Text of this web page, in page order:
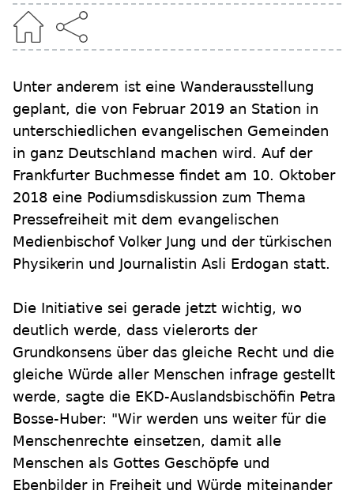
Unter anderem ist eine Wanderausstellung
geplant, die von Februar 2019 an Station in
unterschiedlichen evangelischen Gemeinden
in ganz Deutschland machen wird. Auf der
Frankfurter Buchmesse findet am 10. Oktober
2018 eine Podiumsdiskussion zum Thema
Pressefreiheit mit dem evangelischen
Medienbischof Volker Jung und der türkischen
Physikerin und Journalistin Asli Erdogan statt.
Die Initiative sei gerade jetzt wichtig, wo
deutlich werde, dass vielerorts der
Grundkonsens über das gleiche Recht und die
gleiche Würde aller Menschen infrage gestellt
werde, sagte die EKD-Auslandsbischöfin Petra
Bosse-Huber: "Wir werden uns weiter für die
Menschenrechte einsetzen, damit alle
Menschen als Gottes Geschöpfe und
Ebenbilder in Freiheit und Würde miteinander